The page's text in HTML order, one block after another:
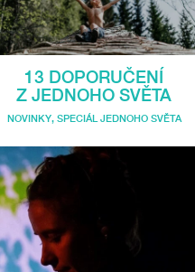
13 DOPORUČENÍ
Z JEDNOHO SVĚTA
NOVINKY, SPECIÁL JEDNOHO SVĚTA